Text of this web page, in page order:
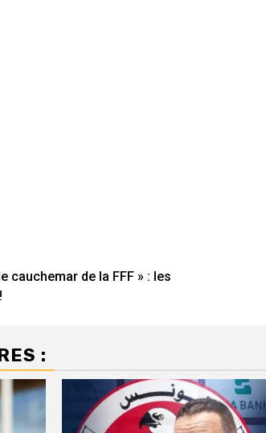
cauchemar de la FFF » : les
: